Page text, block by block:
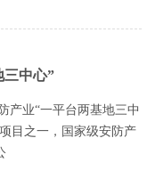
三中心”
产业“一平台两基地三中
目之一，国家级安防产